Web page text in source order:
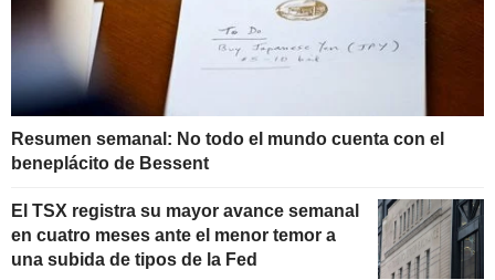
Resumen semanal: No todo el mundo cuenta con el
beneplácito de Bessent
El TSX registra su mayor avance semanal
en cuatro meses ante el menor temor a
una subida de tipos de la Fed